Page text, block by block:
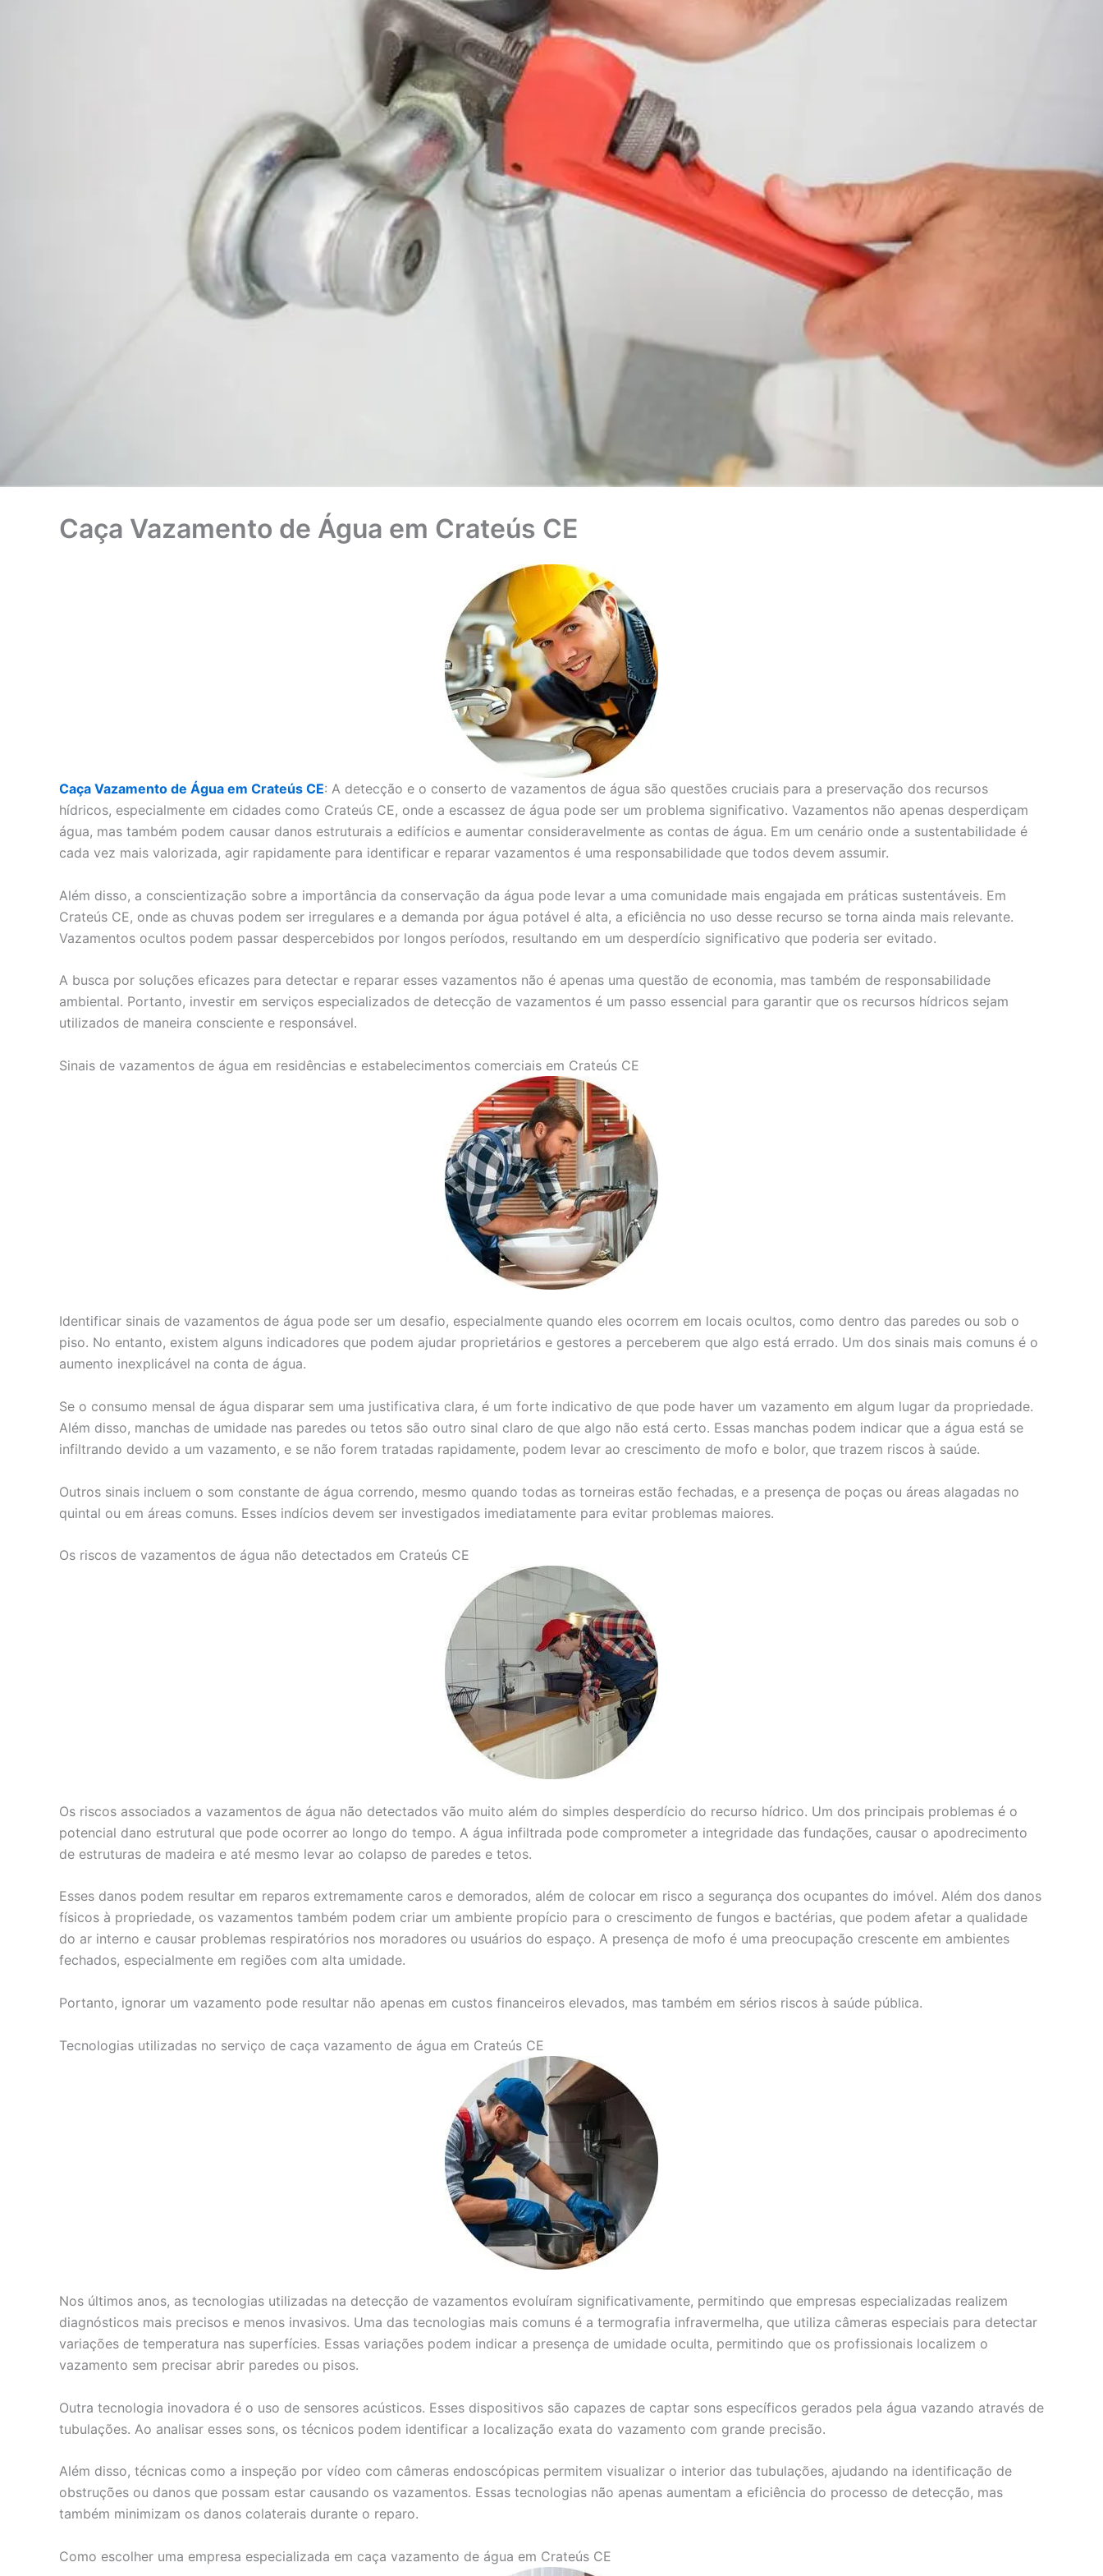
Caça Vazamento de Água em Crateús CE
Caça Vazamento de Água em Crateús CE: A detecção e o conserto de vazamentos de água são questões cruciais para a preservação dos recursos
hídricos, especialmente em cidades como Crateús CE, onde a escassez de água pode ser um problema significativo. Vazamentos não apenas desperdiçam
água, mas também podem causar danos estruturais a edifícios e aumentar consideravelmente as contas de água. Em um cenário onde a sustentabilidade é
cada vez mais valorizada, agir rapidamente para identificar e reparar vazamentos é uma responsabilidade que todos devem assumir.
Além disso, a conscientização sobre a importância da conservação da água pode levar a uma comunidade mais engajada em práticas sustentáveis. Em
Crateús CE, onde as chuvas podem ser irregulares e a demanda por água potável é alta, a eficiência no uso desse recurso se torna ainda mais relevante.
Vazamentos ocultos podem passar despercebidos por longos períodos, resultando em um desperdício significativo que poderia ser evitado.
A busca por soluções eficazes para detectar e reparar esses vazamentos não é apenas uma questão de economia, mas também de responsabilidade
ambiental. Portanto, investir em serviços especializados de detecção de vazamentos é um passo essencial para garantir que os recursos hídricos sejam
utilizados de maneira consciente e responsável.
Sinais de vazamentos de água em residências e estabelecimentos comerciais em Crateús CE
Identificar sinais de vazamentos de água pode ser um desafio, especialmente quando eles ocorrem em locais ocultos, como dentro das paredes ou sob o
piso. No entanto, existem alguns indicadores que podem ajudar proprietários e gestores a perceberem que algo está errado. Um dos sinais mais comuns é o
aumento inexplicável na conta de água.
Se o consumo mensal de água disparar sem uma justificativa clara, é um forte indicativo de que pode haver um vazamento em algum lugar da propriedade.
Além disso, manchas de umidade nas paredes ou tetos são outro sinal claro de que algo não está certo. Essas manchas podem indicar que a água está se
infiltrando devido a um vazamento, e se não forem tratadas rapidamente, podem levar ao crescimento de mofo e bolor, que trazem riscos à saúde.
Outros sinais incluem o som constante de água correndo, mesmo quando todas as torneiras estão fechadas, e a presença de poças ou áreas alagadas no
quintal ou em áreas comuns. Esses indícios devem ser investigados imediatamente para evitar problemas maiores.
Os riscos de vazamentos de água não detectados em Crateús CE
Os riscos associados a vazamentos de água não detectados vão muito além do simples desperdício do recurso hídrico. Um dos principais problemas é o
potencial dano estrutural que pode ocorrer ao longo do tempo. A água infiltrada pode comprometer a integridade das fundações, causar o apodrecimento
de estruturas de madeira e até mesmo levar ao colapso de paredes e tetos.
Esses danos podem resultar em reparos extremamente caros e demorados, além de colocar em risco a segurança dos ocupantes do imóvel. Além dos danos
físicos à propriedade, os vazamentos também podem criar um ambiente propício para o crescimento de fungos e bactérias, que podem afetar a qualidade
do ar interno e causar problemas respiratórios nos moradores ou usuários do espaço. A presença de mofo é uma preocupação crescente em ambientes
fechados, especialmente em regiões com alta umidade.
Portanto, ignorar um vazamento pode resultar não apenas em custos financeiros elevados, mas também em sérios riscos à saúde pública.
Tecnologias utilizadas no serviço de caça vazamento de água em Crateús CE
Nos últimos anos, as tecnologias utilizadas na detecção de vazamentos evoluíram significativamente, permitindo que empresas especializadas realizem
diagnósticos mais precisos e menos invasivos. Uma das tecnologias mais comuns é a termografia infravermelha, que utiliza câmeras especiais para detectar
variações de temperatura nas superfícies. Essas variações podem indicar a presença de umidade oculta, permitindo que os profissionais localizem o
vazamento sem precisar abrir paredes ou pisos.
Outra tecnologia inovadora é o uso de sensores acústicos. Esses dispositivos são capazes de captar sons específicos gerados pela água vazando através de
tubulações. Ao analisar esses sons, os técnicos podem identificar a localização exata do vazamento com grande precisão.
Além disso, técnicas como a inspeção por vídeo com câmeras endoscópicas permitem visualizar o interior das tubulações, ajudando na identificação de
obstruções ou danos que possam estar causando os vazamentos. Essas tecnologias não apenas aumentam a eficiência do processo de detecção, mas
também minimizam os danos colaterais durante o reparo.
Como escolher uma empresa especializada em caça vazamento de água em Crateús CE